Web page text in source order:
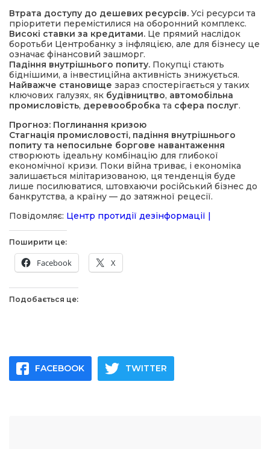
Втрата доступу до дешевих ресурсів. Усі ресурси та
пріоритети перемістилися на оборонний комплекс.
Високі ставки за кредитами. Це прямий наслідок
боротьби Центробанку з інфляцією, але для бізнесу це
означає фінансовий зашморг.
Падіння внутрішнього попиту. Покупці стають
біднішими, а інвестиційна активність знижується.
Найважче становище зараз спостерігається у таких
ключових галузях, як будівництво, автомобільна
промисловість, деревообробка та сфера послуг.
Прогноз: Поглинання кризою
Стагнація промисловості, падіння внутрішнього
попиту та непосильне боргове навантаження
створюють ідеальну комбінацію для глибокої
економічної кризи. Поки війна триває, і економіка
залишається мілітаризованою, ця тенденція буде
лише посилюватися, штовхаючи російський бізнес до
банкрутства, а країну — до затяжної рецесії.
Повідомляє: Центр протидії дезінформації |
Поширити це:
Facebook X
Подобається це:
FACEBOOK TWITTER